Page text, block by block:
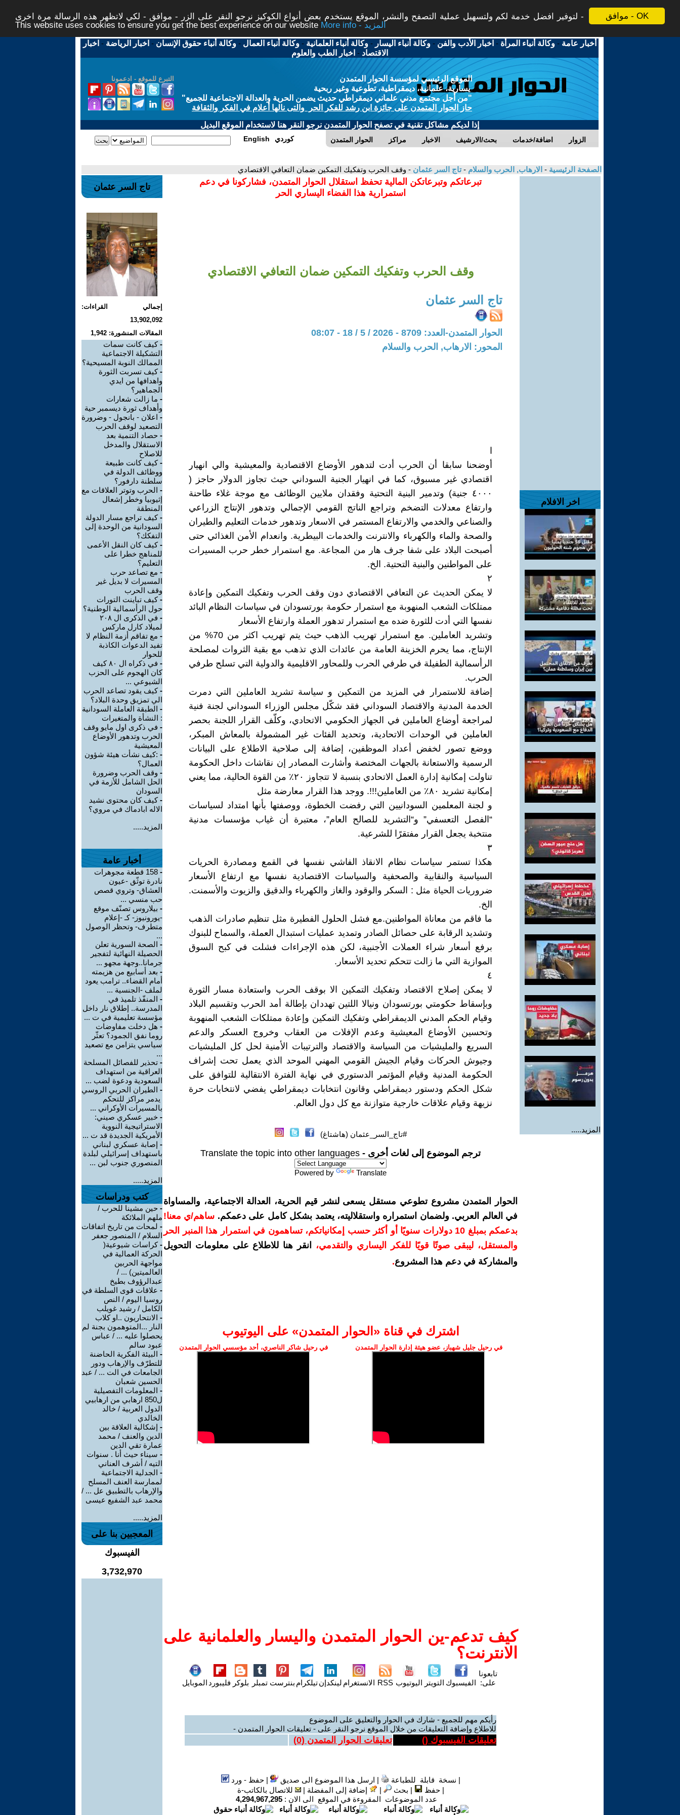
موافق - OK
لتوفير افضل خدمة لكم ولتسهيل عملية التصفح والنشر، الموقع يستخدم بعض أنواع الكوكيز نرجو النقر على الزر - موافق - لكي لاتظهر هذه الرسالة مرة اخرى -
This website uses cookies to ensure you get the best experience on our website
More info - المزيد
أخبار عامة -وكالة أنباء المرأة - اخبار الأدب والفن -وكالة أنباء اليسار -وكالة أنباء العلمانية -وكالة أنباء العمال -وكالة أنباء حقوق الإنسان - اخبار الرياضة - اخبار
الاقتصاد - اخبار الطب والعلوم
التبرع للموقع - ادعمونا
الموقع الرئيسي لمؤسسة الحوار المتمدن
يسارية، علمانية، ديمقراطية، تطوعية وغير ربحية
"من أجل مجتمع مدني علماني ديمقراطي حديث يضمن الحرية والعدالة الاجتماعية للجميع"
حاز الحوار المتمدن على جائزة ابن رشد للفكر الحر والتى نالها أعلام في الفكر والثقافة
إذا لديكم مشاكل تقنية في تصفح الحوار المتمدن نرجو النقر هنا لاستخدام الموقع البديل
الحوار المتمدن مراكز الاخبار بحث/الارشيف اضافة/خدمات الزوار English كوردي
الصفحة الرئيسية - الارهاب, الحرب والسلام -تاج السر عثمان - وقف الحرب وتفكيك التمكين ضمان التعافي الاقتصادي
اخر الافلام
المزيد.....
تبرعاتكم وتبرعاتكن المالية تحفظ استقلال الحوار المتمدن، فشاركونا في دعم
استمرارية هذا الفضاء اليساري الحر
وقف الحرب وتفكيك التمكين ضمان التعافي الاقتصادي
تاج السر عثمان
الحوار المتمدن-العدد: 8709 - 2026 / 5 / 18 - 08:07
المحور: الارهاب, الحرب والسلام
أوضحنا سابقا أن الحرب أدت لتدهور الأوضاع الاقتصادية والمعيشية والي انهيار
اقتصادي غير مسبوق، كما في انهيار الجنية السوداني حيث تجاوز الدولار حاجز (
٤٠٠٠ جنية) وتدمير البنية التحتية وفقدان ملايين الوظائف مع موجة غلاء طاحنة
وارتفاع معدلات التضخم وتراجع الناتج القومي الإجمالي وتدهور الإنتاج الزراعي
والصناعي والخدمي والارتفاع المستمر في الاسعار وتدهور خدمات التعليم والطيران
والصحة والماء والكهرباء والانترنت والخدمات البيطرية. وانعدام الأمن الغذائي حتى
أصبحت البلاد على شفا جرف هار من المجاعة. مع استمرار خطر حرب المسيرات
على المواطنين والبنية التحتية. الخ.
٢
لا يمكن الحديث عن التعافي الاقتصادي دون وقف الحرب وتفكيك التمكين وإعادة
ممتلكات الشعب المنهوبة مع استمرار حكومة بورتسودان في سياسات النظام البائد
نفسها التي أدت للثورة ضده مع استمرار تدهور العملة وارتفاع الأسعار
وتشريد العاملين. مع استمرار تهريب الذهب حيث يتم تهريب اكثر من 70% من
الإنتاج، مما يحرم الخزينة العامة من عائدات الذي تذهب مع بقية الثروات لمصلحة
الرأسمالية الطفيلة في طرفي الحرب وللمحاور الاقليمية والدولية التي تسلح طرفي
الحرب.
إضافة للاستمرار في المزيد من التمكين و سياسة تشريد العاملين التي دمرت
الخدمة المدنية والاقتصاد السوداني فقد شكّل مجلس الوزراء السوداني لجنة فنية
لمراجعة أوضاع العاملين في الجهاز الحكومي الاتحادي، وكلّف القرار اللجنة بحصر
العاملين في الوحدات الاتحادية، وتحديد الفئات غير المشمولة بالمعاش المبكر،
ووضع تصور لخفض أعداد الموظفين، إضافة إلى صلاحية الاطلاع على البيانات
الرسمية والاستعانة بالجهات المختصة وأشارت المصادر إن نقاشات داخل الحكومة
تناولت إمكانية إدارة العمل الاتحادي بنسبة لا تتجاوز ٢٠٪ من القوة الحالية، مما يعني
إمكانية تشريد ٨٠٪ من العاملين!!!. ووجد هذا القرار معارضة مثل
و لجنة المعلمين السودانيين التي رفضت الخطوة، ووصفتها بأنها امتداد لسياسات
“الفصل التعسفي” و“التشريد للصالح العام”، معتبرة أن غياب مؤسسات مدنية
منتخبة يجعل القرار مفتقرًا للشرعية.
٣
هكذا تستمر سياسات نظام الانقاذ الفاشي نفسها في القمع ومصادرة الحريات
السياسية والنقابية والصحفية والسياسات الاقتصادية نفسها مع ارتفاع الأسعار
ضروريات الحياة مثل : السكر والوقود والغاز والكهرباء والدقيق والزيوت والأسمنت.
الخ.
ما فاقم من معاناة المواطنين.مع فشل الحلول الفطيرة مثل تنظيم صادرات الذهب
وتشديد الرقابة على حصائل الصادر وتمديد عمليات استبدال العملة، والسماح للبنوك
برفع أسعار شراء العملات الأجنبية، لكن هذه الإجراءات فشلت في كبح السوق
الموازية التي ما زالت تتحكم تحديد الأسعار.
٤
لا يمكن إصلاح الاقتصاد وتفكيك التمكين الا بوقف الحرب واستعادة مسار الثورة
وبإسقاط حكومتي بورتسودان ونيالا اللتين تهددان بإطالة أمد الحرب وتقسيم البلاد
وقيام الحكم المدني الديمقراطي وتفكيك التمكين وإعادة ممتلكات الشعب المنهوبة
وتحسين الأوضاع المعيشية وعدم الإفلات من العقاب وخروج العسكر والدعم
السريع والمليشيات من السياسة والاقتصاد والترتيبات الأمنية لحل كل المليشيات
وجيوش الحركات وقيام الجيش القومي المهني الموحد الذي يعمل تحت إشراف
الحكومة المدنية وقيام المؤتمر الدستوري في نهاية الفترة الانتقالية للتوافق على
شكل الحكم ودستور ديمقراطي وقانون انتخابات ديمقراطي يفضي لانتخابات حرة
نزيهة وقيام علاقات خارجية متوازنة مع كل دول العالم.
#تاج_السر_عثمان (هاشتاغ)
ترجم الموضوع إلى لغات أخرى - Translate the topic into other languages
Powered by Translate
الحوار المتمدن مشروع تطوعي مستقل يسعى لنشر قيم الحرية، العدالة الاجتماعية، والمساواة
في العالم العربي. ولضمان استمراره واستقلاليته، يعتمد بشكل كامل على دعمكم. ساهم/ي معنا!
بدعمكم بمبلغ 10 دولارات سنويًا أو أكثر حسب إمكانياتكم، تساهمون في استمرار هذا المنبر الحر
والمستقل، ليبقى صوتًا قويًا للفكر اليساري والتقدمي،
انقر هنا للاطلاع على معلومات التحويل
والمشاركة في دعم هذا المشروع.
اشترك في قناة ‫«الحوار المتمدن» على اليوتيوب
في رحيل جليل شهباز، عضو هيئة إدارة الحوار المتمدن في رحيل شاكر الناصري، أحد مؤسسي الحوار المتمدن
كيف تدعم-ين الحوار المتمدن واليسار والعلمانية على
الانترنت؟
تابعونا
على: الفيسبوك التويتر اليوتيوب RSS الانستغرام لينكدإنتيلكرام بنترست تمبلر بلوكر فليبورد الموبايل
رأيكم مهم للجميع - شارك في الحوار والتعليق على الموضوع
للاطلاع وإضافة التعليقات من خلال الموقع نرجو النقر على - تعليقات الحوار المتمدن -
تعليقات الفيسبوك () تعليقات الحوار المتمدن (0
)
| نسخة قابلة للطباعة | ارسل هذا الموضوع الى صديق |حفظ - ورد
|حفظ | بحث | إضافة إلى المفضلة |
للاتصال بالكاتب-ة
عدد الموضوعات المقروءة في الموقع الى الان : 4,294,967,295
تاج السر عثمان
إجمالي القراءات:
13,902,092
المقالات المنشورة: 1,942
-كيف كانت سمات
التشكيلة الاجتماعية
الممالك النوبة المسيحية؟
-كيف تسربت الثورة
واهدافها من ايدي
الجماهير؟
- ما زالت شعارات
وأهداف ثورة ديسمبر حية
- اعلان - بانجول - وضرورة
التصعيد لوقف الحرب
- حصاد التنمية بعد
الاستقلال والمدخل
للاصلاح
-كيف كانت طبيعة
ووظائف الدولة في
سلطنة دارفور؟
- الحرب وتوتر العلاقات مع
إثيوبيا وخطر إشعال
المنطقة
-كيف تراجع مسار الدولة
السودانية من الوحدة إلى
التفكك؟
-كيف كان النقل الأعمى
للمناهج خطرا على
التعليم؟
- مع تصاعد حرب
المسيرات لا بديل غير
وقف الحرب
-كيف تباينت التورات
حول الرأسمالية الوطنية؟
-
في الذكرى ال ٢٠٨
لميلاد كارل ماركس
- مع تفاقم أزمة النظام لا
تفيد الدعوات الكاذبة
للحوار
-
في ذكراه ال ٨٠ كيف
كان الهجوم على الحزب
الشيوعي ...
-كيف يقود تصاعد الحرب
الي تمزيق وحدة البلاد؟
- الطبقة العاملة السودانية
: النشأة والمتغيرات
- في ذكرى اول مايو وقف
الحرب وتدهور الأوضاع
المعيشية
- :كيف نشأت هيئة شؤون
العمال؟
- وقف الحرب وضرورة
الحل الشامل للأزمة في
السودان
-كيف كان محتوى نشيد
الاله ابادماك في مروي؟
المزيد.....
أخبار عامة
-
158 قطعة مجوهرات
نادرة توثّق -عيون
العشاق- وتروي قصص
حب منسي ...
- بيلاروس تصنّف موقع
-يورونيوز- كـ -إعلام
متطرف- وتحظر الوصول
...
- الصحة السورية تعلن
الحصيلة النهائية لتفجير
جرمانا..وجهة مجهو ...
- بعد أسابيع من هزيمته
أمام القضاء.. ترامب يعود
لملف -الجنسية ...
- المنفّذ تلميذ في
المدرسة.. إطلاق نار داخل
مؤسسة تعليمية في ت ...
- هل دخلت مفاوضات
روما نفق الجمود؟ تعثّر
سياسي يتزامن مع تصعيد
...
- تحذير للفصائل المسلحة
العراقية من استهداف
السعودية ودعوة لضب ...
- الطيران الحربي الروسي
يدمر مراكز للتحكم
بالمسيرات الأوكراني ...
- خبير عسكري صيني:
الاستراتيجية النووية
الأمريكية الجديدة قد ت ...
- إصابة عسكري لبناني
باستهداف إسرائيلي لبلدة
المنصوري جنوب لبن ...
المزيد.....
كتب ودراسات
- حين مشينا للحرب /
ملهم الملائكة
- لمحات من تاريخ اتفاقات
السلام / المنصور جعفر
-كراسات شيوعية(
الحركة العمالية في
مواجهة الحربين
العالميتين) ... /
عبدالرؤوف بطيخ
- علاقات قوى السلطة في
روسيا اليوم / النص
الكامل / رشيد غويلب
- الانتحاريون ..او كلاب
النار ...المتوهمون بجنة لم
يحصلوا عليه ... / عباس
عبود سالم
- البيئة الفكرية الحاضنة
للتطرّف والإرهاب ودور
الجامعات في الت ... / عبد
الحسين شعبان
- المعلومات التفصيلية
ل850 ارهابي من ارهابيي
الدول العربية / خالد
الخالدي
- إشكالية العلاقة بين
الدين والعنف / محمد
عمارة تقي الدين
- سيناء حيث أنا . سنوات
التيه / أشرف العناني
- الجدلية الاجتماعية
لممارسة العنف المسلح
والإرهاب بالتطبيق عل ... /
محمد عبد الشفيع عيسى
المزيد.....
المعجبين بنا على
الفيسبوك
3,732,970